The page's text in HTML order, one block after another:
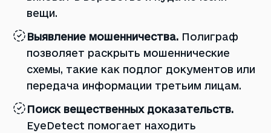
вещи.
Выявление мошенничества. Полиграф
позволяет раскрыть мошеннические
схемы, такие как подлог документов или
передача информации третьим лицам.
Поиск вещественных доказательств.
EyeDetect помогает находить